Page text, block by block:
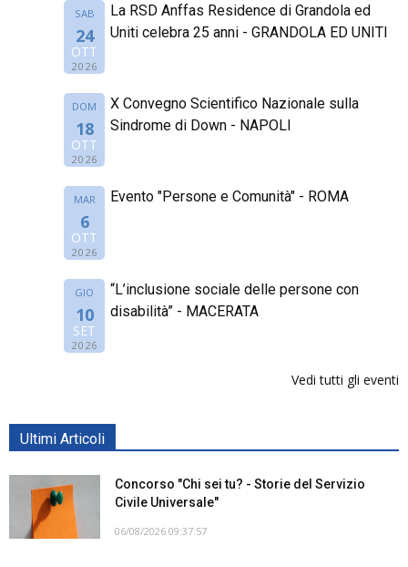
SAB
24
OTT
2026
La RSD Anffas Residence di Grandola ed
Uniti celebra 25 anni - GRANDOLA ED UNITI
DOM
18
OTT
2026
X Convegno Scientifico Nazionale sulla
Sindrome di Down - NAPOLI
MAR
6
OTT
2026
Evento "Persone e Comunità" - ROMA
GIO
10
SET
2026
“L’inclusione sociale delle persone con
disabilità” - MACERATA
Vedi tutti gli eventi
Ultimi Articoli
Concorso "Chi sei tu? - Storie del Servizio
Civile Universale"
06/08/2026 09:37:57